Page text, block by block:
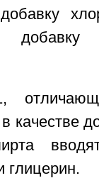
качестве
глицерин.